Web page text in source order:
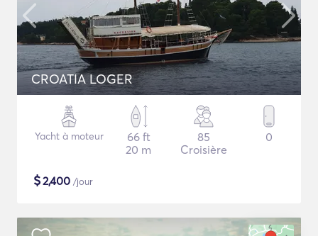
CROATIA LOGER
Yacht à moteur
66 ft
20 m
85
Croisière
0
$2,400 /jour